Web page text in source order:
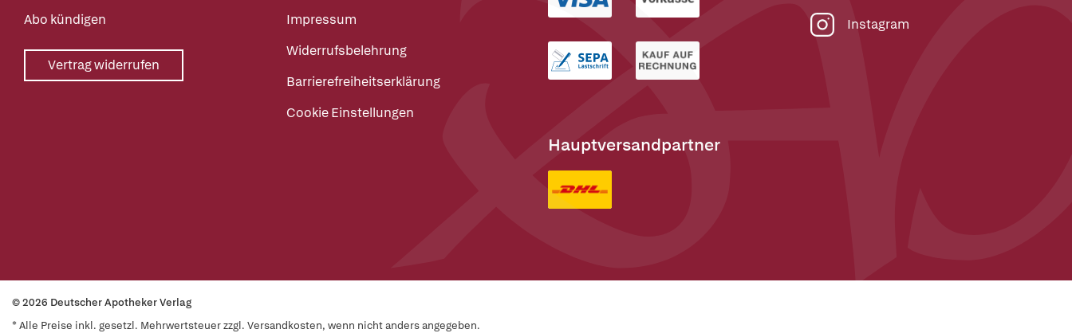
Abo kündigen
Vertrag widerrufen
Impressum
Widerrufsbelehrung
Barrierefreiheitserklärung
Cookie Einstellungen
Hauptversandpartner
Instagram
© 2026 Deutscher Apotheker Verlag
* Alle Preise inkl. gesetzl. Mehrwertsteuer zzgl. Versandkosten, wenn nicht anders angegeben.